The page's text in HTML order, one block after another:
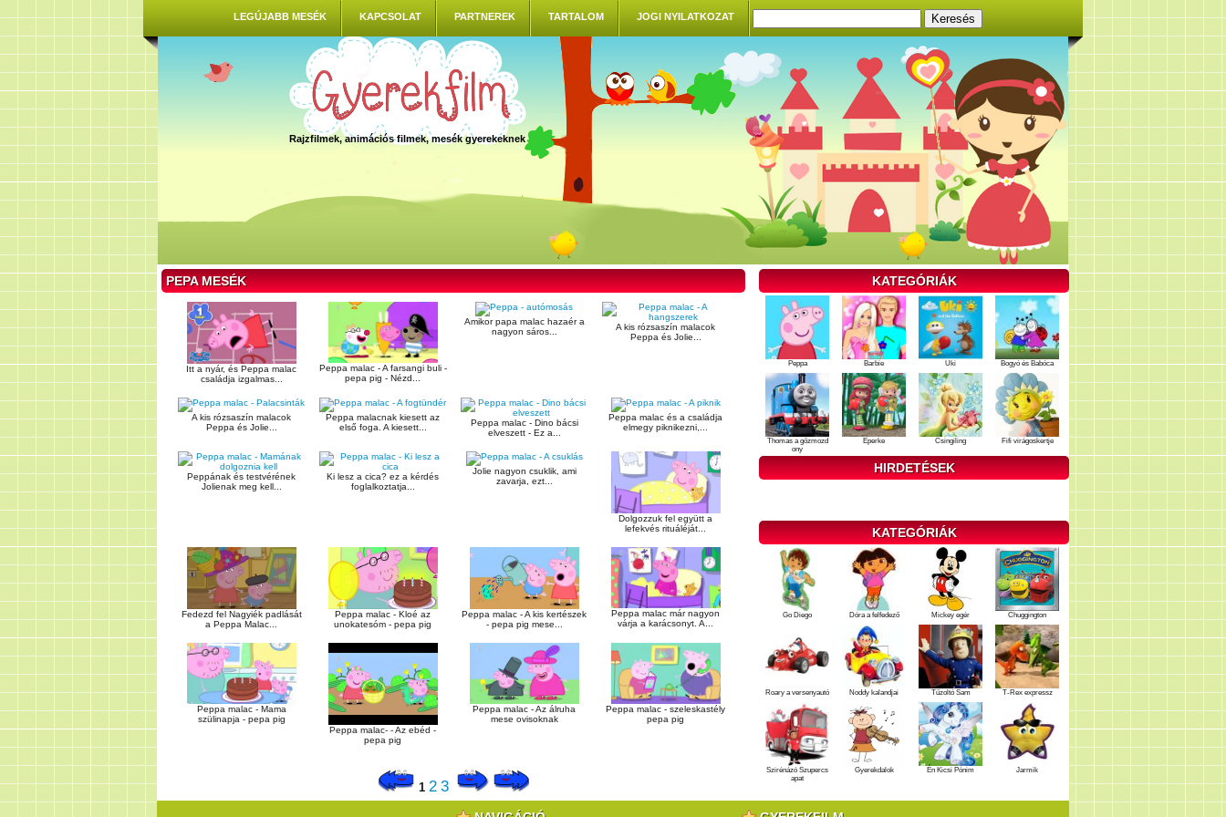
LEGÚJABB MESÉK KAPCSOLAT PARTNEREK TARTALOM JOGI NYILATKOZAT
Rajzfilmek, animációs filmek, mesék gyerekeknek
PEPA MESÉK
Itt a nyár, és Peppa malac
családja izgalmas...
Peppa malac - A farsangi buli -
pepa pig - Nézd...
Amikor papa malac hazaér a
nagyon sáros...
A kis rózsaszín malacok
Peppa és Jolie...
A kis rózsaszín malacok
Peppa és Jolie...
Peppa malacnak kiesett az
első foga. A kiesett...
Peppa malac - Dino bácsi
elveszett - Ez a...
Peppa malac és a családja
elmegy piknikezni,...
Peppának és testvérének
Jolienak meg kell...
Ki lesz a cica? ez a kérdés
foglalkoztatja...
Jolie nagyon csuklik, ami
zavarja, ezt...
Dolgozzuk fel együtt a
lefekvés rituáléját...
Fedezd fel Nagyiék padlását
a Peppa Malac...
Peppa malac - Kloé az
unokatesóm - pepa pig
Peppa malac - A kis kertészek
- pepa pig mese...
Peppa malac már nagyon
várja a karácsonyt. A...
Peppa malac - Mama
szülinapja - pepa pig
Peppa malac- - Az ebéd -
pepa pig
Peppa malac - Az álruha
mese ovisoknak
Peppa malac - szeleskastély
pepa pig
1 2 3
KATEGÓRIÁK
Peppa Barbie Uki Bogyó és Babóca
Thomas a gőzmozd
ony
Eperke Csingiling Fifi virágoskertje
HIRDETÉSEK
KATEGÓRIÁK
Go Diego Dóra a felfedező Mickey egér Chuggington
Roary a versenyautó Noddy kalandjai Tűzoltó Sam T-Rex expressz
Szirénázó Szupercs
apat
Gyerekdalok Én Kicsi Pónim Jarmik